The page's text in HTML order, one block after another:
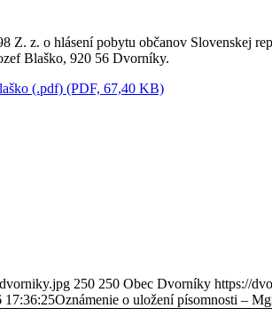
Z. z. o hlásení pobytu občanov Slovenskej
Blaško, 920 56 Dvorníky.
(.pdf) (PDF, 67,40 KB)
250 250 Obec Dvorníky https://
17:36:25Oznámenie o uložení písomnosti –